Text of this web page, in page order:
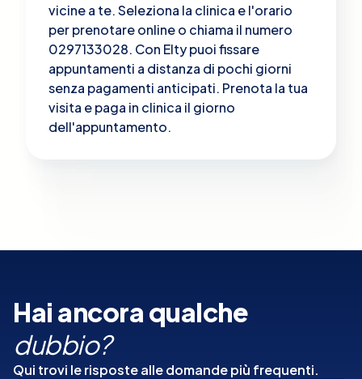
vicine a te. Seleziona la clinica e l'orario
per prenotare online o chiama il numero
0297133028. Con Elty puoi fissare
appuntamenti a distanza di pochi giorni
senza pagamenti anticipati. Prenota la tua
visita e paga in clinica il giorno
dell'appuntamento.
Hai ancora qualche
dubbio?
Qui trovi le risposte alle domande più frequenti.